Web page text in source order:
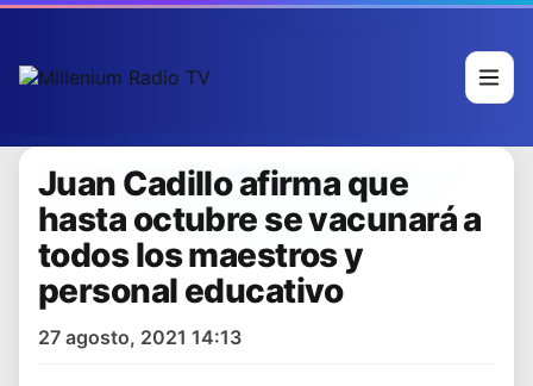
Juan Cadillo afirma que
hasta octubre se vacunará a
todos los maestros y
personal educativo
27 agosto, 2021 14:13